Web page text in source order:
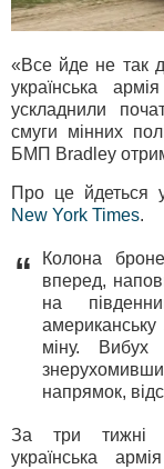
«Все йде не так
українська
ускладнили
смуги мінних
БМП Bradley
Про це йдеться
New York Times.
“
Колона
вперед,
на
міну. Вибух
напрямок,
За три тижні
українська